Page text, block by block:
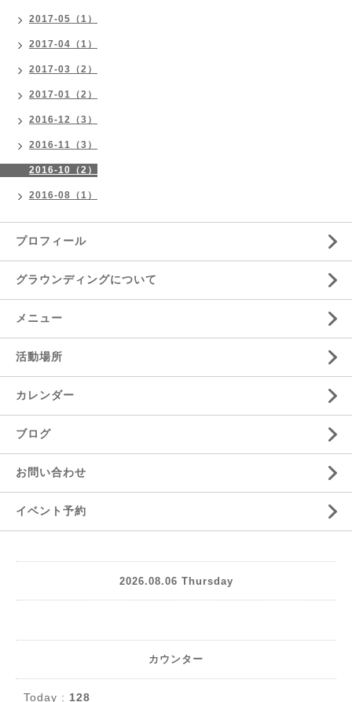
2017-05（1）
2017-04（1）
2017-03（2）
2017-01（2）
2016-12（3）
2016-11（3）
2016-10（2）
2016-08（1）
プロフィール
グラウンディングについて
メニュー
活動場所
カレンダー
ブログ
お問い合わせ
イベント予約
2026.08.06 Thursday
カウンター
Today : 128